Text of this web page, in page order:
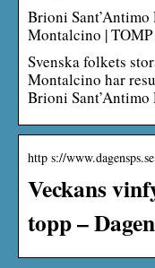
Brioni Sant’Antimo
Montalcino |
Svenska folkets
Montalcino har
Brioni
http s://
Veckans
topp –